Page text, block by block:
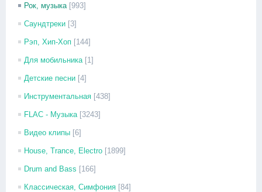
Рок, музыка [993]
Саундтреки [3]
Рэп, Хип-Хоп [144]
Для мобильника [1]
Детские песни [4]
Инструментальная [438]
FLAC - Музыка [3243]
Видео клипы [6]
House, Trance, Electro [1899]
Drum and Bass [166]
Классическая, Симфония [84]